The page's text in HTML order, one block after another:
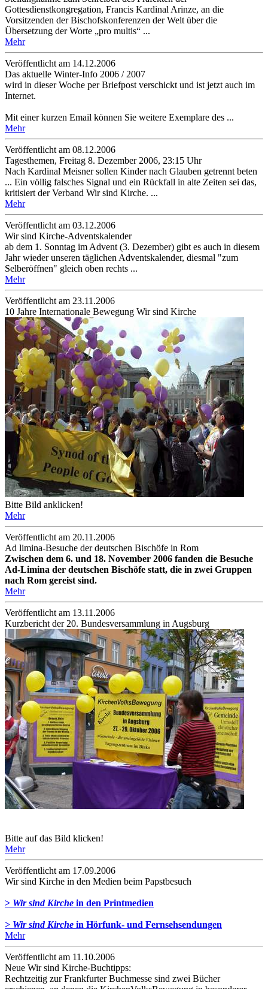
Gottesdienstkongregation, Francis Kardinal Arinze, an die
Vorsitzenden der Bischofskonferenzen der Welt über die
Übersetzung der Worte „pro multis“ ...
Mehr
Veröffentlicht am 14­.12.2006
Das aktuelle Winter-Info 2006 / 2007
wird in dieser Woche per Briefpost verschickt und ist jetzt auch im
Internet.
Mit einer kurzen Email können Sie weitere Exemplare des ...
Mehr
Veröffentlicht am 08­.12.2006
Tagesthemen, Freitag 8. Dezember 2006, 23:15 Uhr
Nach Kardinal Meisner sollen Kinder nach Glauben getrennt beten
... Ein völlig falsches Signal und ein Rückfall in alte Zeiten sei das,
kritisiert der Verband Wir sind Kirche. ...
Mehr
Veröffentlicht am 03­.12.2006
Wir sind Kirche-Adventskalender
ab dem 1. Sonntag im Advent (3. Dezember) gibt es auch in diesem
Jahr wieder unseren täglichen Adventskalender, diesmal "zum
Selberöffnen" gleich oben rechts ...
Mehr
Veröffentlicht am 23­.11.2006
10 Jahre Internationale Bewegung Wir sind Kirche
Bitte Bild anklicken!
Mehr
Veröffentlicht am 20­.11.2006
Ad limina-Besuche der deutschen Bischöfe in Rom
Zwischen dem 6. und 18. November 2006 fanden die Besuche
Ad-Limina der deutschen Bischöfe statt, die in zwei Gruppen
nach Rom gereist sind.
Mehr
Veröffentlicht am 13­.11.2006
Kurzbericht der 20. Bundesversammlung in Augsburg
Bitte auf das Bild klicken!
Mehr
Veröffentlicht am 17­.09.2006
Wir sind Kirche in den Medien beim Papstbesuch
> Wir sind Kirche in den Printmedien
> Wir sind Kirche in Hörfunk- und Fernsehsendungen
Mehr
Veröffentlicht am 11­.10.2006
Neue Wir sind Kirche-Buchtipps:
Rechtzeitig zur Frankfurter Buchmesse sind zwei Bücher